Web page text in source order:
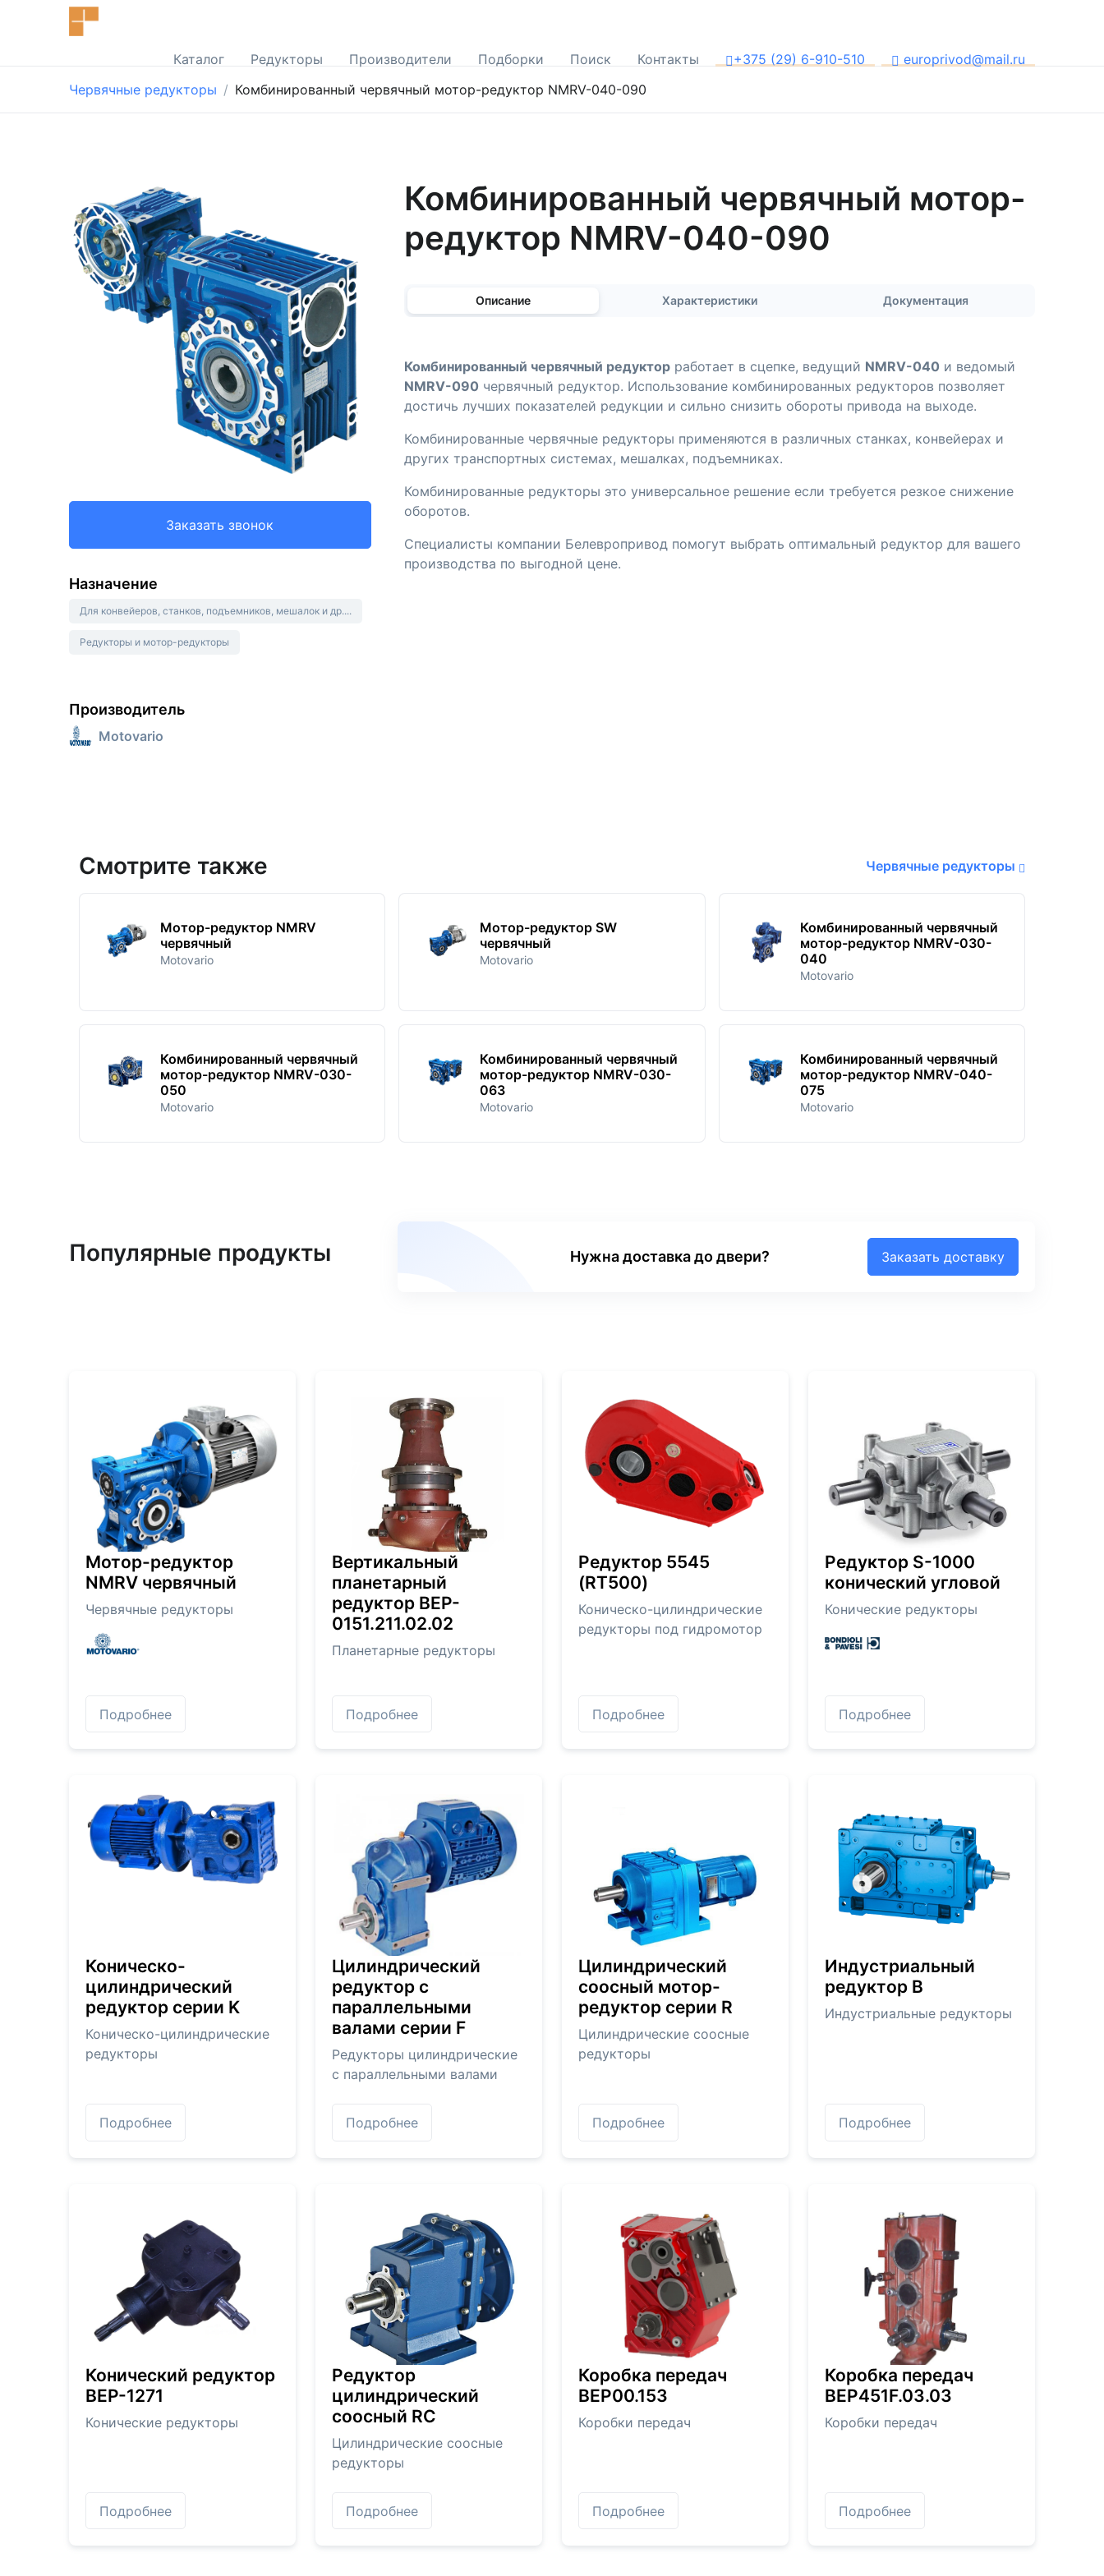
Каталог Редукторы Производители Подборки Поиск Контакты +375 (29) 6-910-510
europrivod@mail.ru
Червячные редукторы
Комбинированный червячный мотор-редуктор NMRV-040-090
Заказать звонок
Назначение
Для конвейеров, станков, подъемников, мешалок и др....
Редукторы и мотор-редукторы
Производитель
Motovario
Комбинированный червячный мотор-
редуктор NMRV-040-090
Описание Характеристики Документация
Комбинированный червячный редукторработает в сцепке, ведущий NMRV-040 и ведомый
NMRV-090 червячный редуктор. Использование комбинированных редукторов позволяет
достичь лучших показателей редукции и сильно снизить обороты привода на выходе.
Комбинированные червячные редукторы применяются в различных станках, конвейерах и
других транспортных системах, мешалках, подъемниках.
Комбинированные редукторы это универсальное решение если требуется резкое снижение
оборотов.
Специалисты компании Белевропривод помогут выбрать оптимальный редуктор для вашего
производства по выгодной цене.
Смотрите также Червячные редукторы
Мотор-редуктор NMRV
червячный
Motovario
Мотор-редуктор SW
червячный
Motovario
Комбинированный червячный
мотор-редуктор NMRV-030-
040
Motovario
Комбинированный червячный
мотор-редуктор NMRV-030-
050
Motovario
Комбинированный червячный
мотор-редуктор NMRV-030-
063
Motovario
Комбинированный червячный
мотор-редуктор NMRV-040-
075
Motovario
Популярные продукты Нужна доставка до двери? Заказать доставку
Мотор-редуктор
NMRV червячный
Червячные редукторы
Подробнее
Вертикальный
планетарный
редуктор BEP-
0151.211.02.02
Планетарные редукторы
Подробнее
Редуктор 5545
(RT500)
Коническо-цилиндрические
редукторы под гидромотор
Подробнее
Редуктор S-1000
конический угловой
Конические редукторы
Подробнее
Коническо-
цилиндрический
редуктор серии K
Коническо-цилиндрические
редукторы
Подробнее
Цилиндрический
редуктор с
параллельными
валами серии F
Редукторы цилиндрические
с параллельными валами
Подробнее
Цилиндрический
соосный мотор-
редуктор серии R
Цилиндрические соосные
редукторы
Подробнее
Индустриальный
редуктор В
Индустриальные редукторы
Подробнее
Конический редуктор
BEP-1271
Конические редукторы
Подробнее
Редуктор
цилиндрический
соосный RC
Цилиндрические соосные
редукторы
Подробнее
Коробка передач
BEP00.153
Коробки передач
Подробнее
Коробка передач
BEP451F.03.03
Коробки передач
Подробнее